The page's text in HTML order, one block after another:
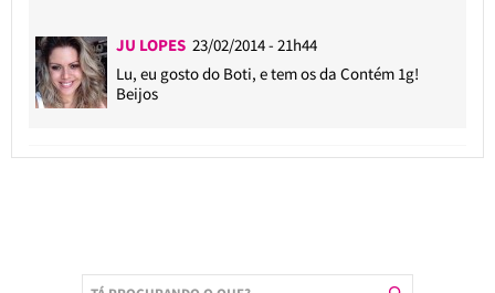
JU LOPES 23/02/2014 - 21h44
Lu, eu gosto do Boti, e tem os da Contém 1g!
Beijos